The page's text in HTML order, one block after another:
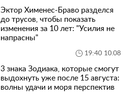
Эктор Хименес-Браво разделся
до трусов, чтобы показать
изменения за 10 лет: "Усилия не
напрасны"
19:40 10.08
3 знака Зодиака, которые смогут
выдохнуть уже после 15 августа:
волны удачи и моря перспектив